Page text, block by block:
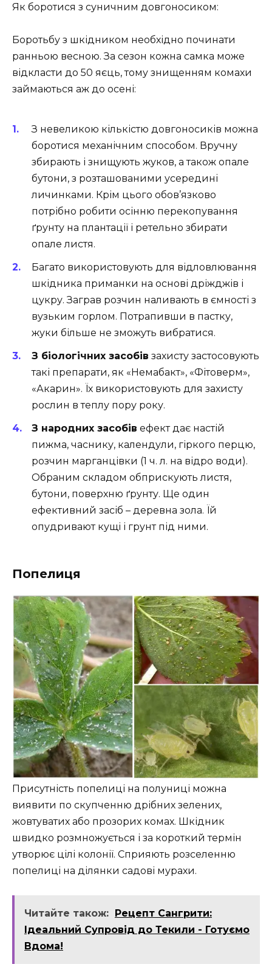
Як боротися з суничним довгоносиком:
Боротьбу з шкідником необхідно починати
ранньою весною. За сезон кожна самка може
відкласти до 50 яєць, тому знищенням комахи
займаються аж до осені:
З невеликою кількістю довгоносиків можна
боротися механічним способом. Вручну
збирають і знищують жуков, а також опале
бутони, з розташованими усередині
личинками. Крім цього обов’язково
потрібно робити осінню перекопування
ґрунту на плантації і ретельно збирати
опале листя.
Багато використовують для відловлювання
шкідника приманки на основі дріжджів і
цукру. Заграв розчин наливають в ємності з
вузьким горлом. Потрапивши в пастку,
жуки більше не зможуть вибратися.
З біологічних засобів захисту застосовують
такі препарати, як «Немабакт», «Фітоверм»,
«Акарин». Їх використовують для захисту
рослин в теплу пору року.
З народних засобів ефект дає настій
пижма, часнику, календули, гіркого перцю,
розчин марганцівки (1 ч. л. на відро води).
Обраним складом обприскують листя,
бутони, поверхню ґрунту. Ще один
ефективний засіб – деревна зола. Їй
опудривают кущі і грунт під ними.
Попелиця
Присутність попелиці на полуниці можна
виявити по скупченню дрібних зелених,
жовтуватих або прозорих комах. Шкідник
швидко розмножується і за короткий термін
утворює цілі колонії. Сприяють розселенню
попелиці на ділянки садові мурахи.
Читайте також: Рецепт Сангрити:
Ідеальний Супровід до Текили - Готуємо
Вдома!